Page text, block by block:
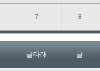
7글
타
래
8글
글타래 글